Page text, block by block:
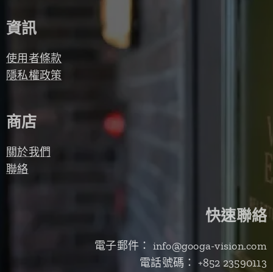
資訊
使用者條款
隱私權政策
商店
關於我們
聯絡
快速聯絡
電子郵件： info@googa-vision.com
電話號碼： +852 23590113